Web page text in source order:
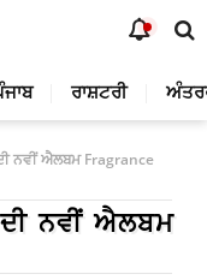
ਰਾਸ਼ਟਰੀ
ਨਵੀਂ ਐਲਬਮ Fragrance
ਦੀ ਨਵੀਂ ਐਲਬਮ